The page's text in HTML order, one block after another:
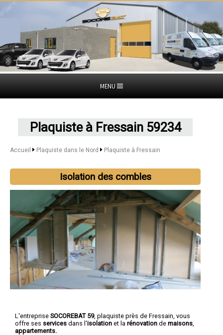
MENU
Plaquiste à Fressain 59234
Accueil Plaquiste dans le Nord Plaquiste à Fressain
Isolation des combles
L'entreprise SOCOREBAT 59, plaquiste près de Fressain, vous
offre ses services dans l'isolation et la rénovation de maisons
appartements.